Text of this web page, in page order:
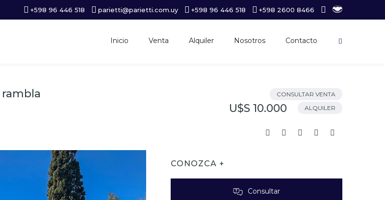
+598 96 446 518 parietti@parietti.com.uy +598 96 446 518 +598 2600 8466
Inicio Venta Alquiler Nosotros Contacto
CONSULTAR VENTA
U$S 10.000 ALQUILER
CONOZCA +
Consultar